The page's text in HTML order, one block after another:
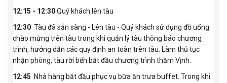
12:15 - 12:30Quý khách lên tàu
12:30 Tàu đã sẵn sàng - Lên tàu - Quý khách sử dụng đồ uống
chào mừng trên tàu trong khi quản lý tàu thông báo chương
trình, hướng dẫn các quy định an toàn trên tàu. Làm thủ tục
nhận phòng, tàu rời bến bắt đầu chương trình thăm Vịnh.
12:45 Nhà hàng bắt đầu phục vụ bữa ăn trưa buffet. Trong khi